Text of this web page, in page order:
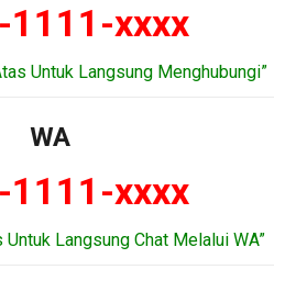
1111-xxxx
Untuk Langsung Menghubungi”
WA
1111-xxxx
Untuk Langsung Chat Melalui WA”